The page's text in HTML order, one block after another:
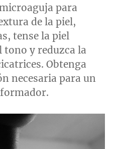
para
de la piel,
tense la piel
y reduzca la
Obtenga
necesaria para un